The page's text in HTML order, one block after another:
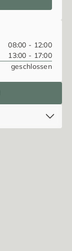
08:00 - 12:00
13:00 - 17:00
geschlossen